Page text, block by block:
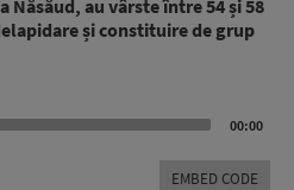
Năsăud, au vârste între 54 și 58
și constituire de grup
00:00
EMBED CODE